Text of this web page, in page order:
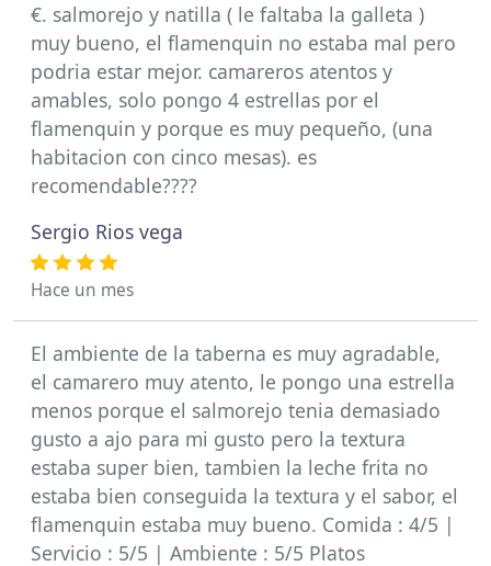
€. salmorejo y natilla ( le faltaba la galleta )
muy bueno, el flamenquin no estaba mal pero
podria estar mejor. camareros atentos y
amables, solo pongo 4 estrellas por el
flamenquin y porque es muy pequeño, (una
habitacion con cinco mesas). es
recomendable????
Sergio Rios vega
Hace un mes
El ambiente de la taberna es muy agradable,
el camarero muy atento, le pongo una estrella
menos porque el salmorejo tenia demasiado
gusto a ajo para mi gusto pero la textura
estaba super bien, tambien la leche frita no
estaba bien conseguida la textura y el sabor, el
flamenquin estaba muy bueno. Comida : 4/5 |
Servicio : 5/5 | Ambiente : 5/5 Platos